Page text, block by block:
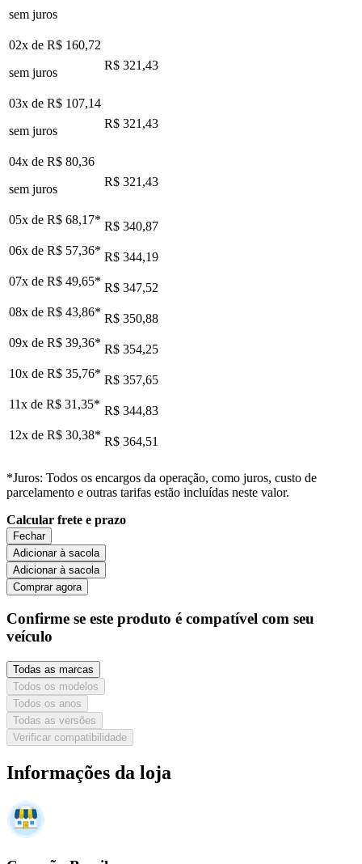
sem juros
02x de R$ 160,72
sem juros
R$ 321,43
03x de R$ 107,14
sem juros
R$ 321,43
04x de R$ 80,36
sem juros
R$ 321,43
05x de R$ 68,17* R$ 340,87
06x de R$ 57,36* R$ 344,19
07x de R$ 49,65* R$ 347,52
08x de R$ 43,86* R$ 350,88
09x de R$ 39,36* R$ 354,25
10x de R$ 35,76* R$ 357,65
11x de R$ 31,35* R$ 344,83
12x de R$ 30,38* R$ 364,51
*Juros: Todos os encargos da operação, como juros, custo de
parcelamento e outras tarifas estão incluídas neste valor.
Calcular frete e prazo
Fechar
Adicionar à sacola
Adicionar à sacola
Comprar agora
Confirme se este produto é compatível com seu
veículo
Todas as marcas
Todos os modelos
Todos os anos
Todas as versões
Verificar compatibilidade
Informações da loja